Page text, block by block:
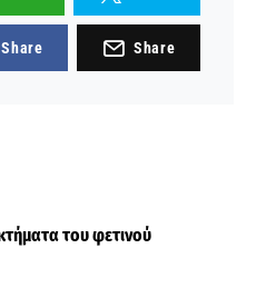
Share Share
του φετινού